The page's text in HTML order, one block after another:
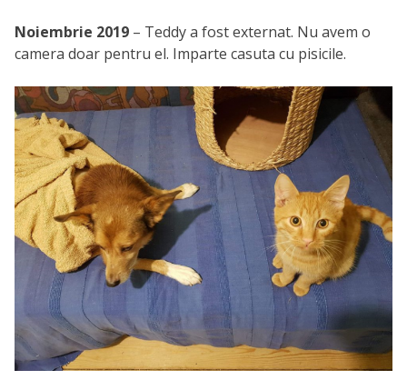
Noiembrie 2019 – Teddy a fost externat. Nu avem o
camera doar pentru el. Imparte casuta cu pisicile.